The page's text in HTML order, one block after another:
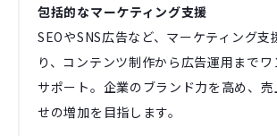
包括的なマーケティング支援
SEOやSNS広告など、マーケティング支
り、コンテンツ制作から広告運用まで
サポート。企業のブランド力を高め、
せの増加を目指します。